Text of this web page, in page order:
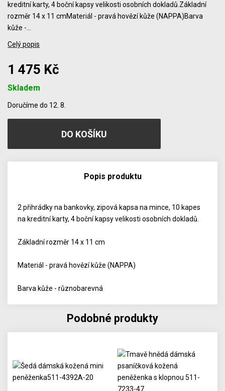
kreditní karty, 4 boční kapsy velikosti osobních dokladů.Základní
rozměr 14 x 11 cmMateriál - pravá hovězí kůže (NAPPA)Barva
kůže -…
Celý popis
1 475 Kč
Skladem
Doručíme do 12. 8.
Popis produktu
2 přihrádky na bankovky, zipová kapsa na mince, 10 kapes
na kreditní karty, 4 boční kapsy velikosti osobních dokladů.
Základní rozměr 14 x 11 cm
Materiál - pravá hovězí kůže (NAPPA)
Barva kůže - různobarevná
Podobné produkty